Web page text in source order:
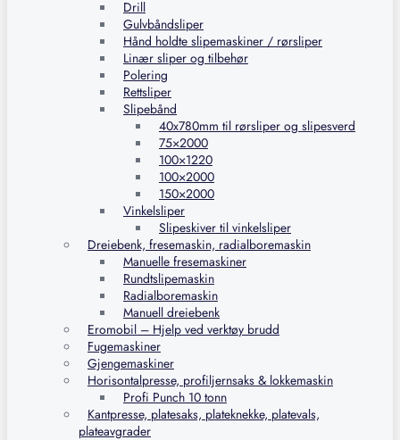
Drill
Gulvbåndsliper
Hånd holdte slipemaskiner / rørsliper
Linær sliper og tilbehør
Polering
Rettsliper
Slipebånd
40x780mm til rørsliper og slipesverd
75×2000
100×1220
100×2000
150×2000
Vinkelsliper
Slipeskiver til vinkelsliper
Dreiebenk, fresemaskin, radialboremaskin
Manuelle fresemaskiner
Rundtslipemaskin
Radialboremaskin
Manuell dreiebenk
Eromobil – Hjelp ved verktøy brudd
Fugemaskiner
Gjengemaskiner
Horisontalpresse, profiljernsaks & lokkemaskin
Profi Punch 10 tonn
Kantpresse, platesaks, plateknekke, platevals,
plateavgrader